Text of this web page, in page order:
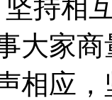
持相
大家
相应